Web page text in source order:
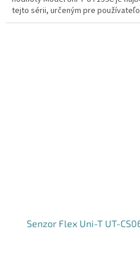
tejto sérii, určeným pre
Senzor Flex Uni-T UT-